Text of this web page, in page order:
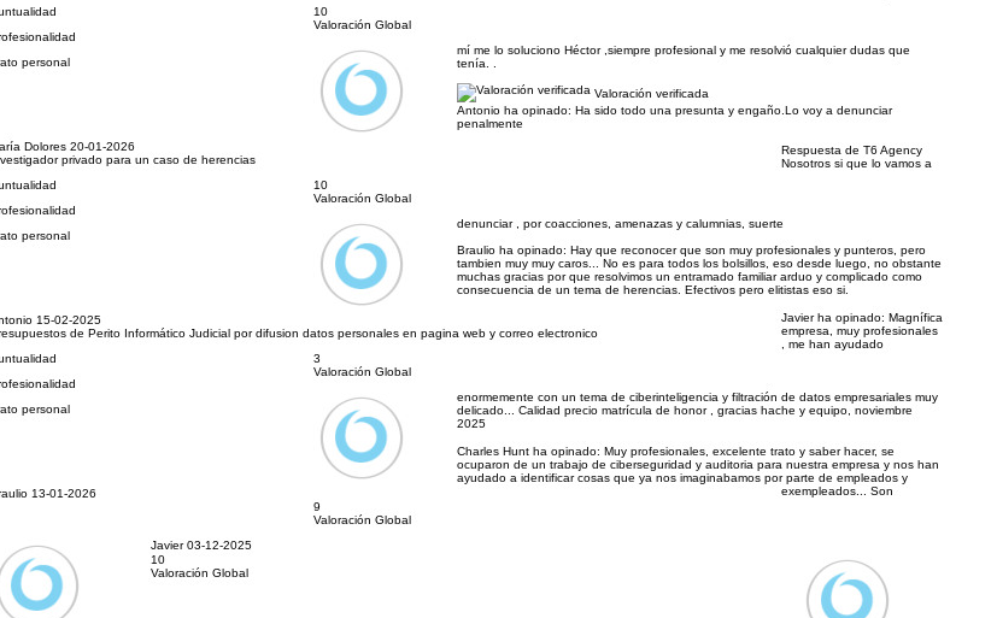
personal
10
Valoración Global
Dolores 20-01-2026
privado para un caso de herencias
mí me lo soluciono Héctor ,siempre profesional y me resolvió cualquier dudas que
tenía. .
personal
10
Valoración Global
Valoración verificada
15-02-2025
de Perito Informático Judicial por difusion datos personales en pagina web y correo electronico
Antonio ha opinado: Ha sido todo una presunta y engaño.Lo voy a denunciar
penalmente
personal
3
Valoración Global
Respuesta de T6 Agency
Nosotros si que lo vamos a
denunciar , por coacciones, amenazas y calumnias, suerte
13-01-2026
Braulio ha opinado: Hay que reconocer que son muy profesionales y punteros, pero
tambien muy muy caros... No es para todos los bolsillos, eso desde luego, no obstante
muchas gracias por que resolvimos un entramado familiar arduo y complicado como
consecuencia de un tema de herencias. Efectivos pero elitistas eso si.
9
Valoración Global
Javier03-12-2025
Javier ha opinado: Magnífica
empresa, muy profesionales
, me han ayudado
enormemente con un tema de ciberinteligencia y filtración de datos empresariales muy
delicado... Calidad precio matrícula de honor , gracias hache y equipo, noviembre
2025
10
Valoración Global
Charles Hunt ha opinado: Muy profesionales, excelente trato y saber hacer, se
ocuparon de un trabajo de ciberseguridad y auditoria para nuestra empresa y nos han
ayudado a identificar cosas que ya nos imaginabamos por parte de empleados y
exempleados... Son